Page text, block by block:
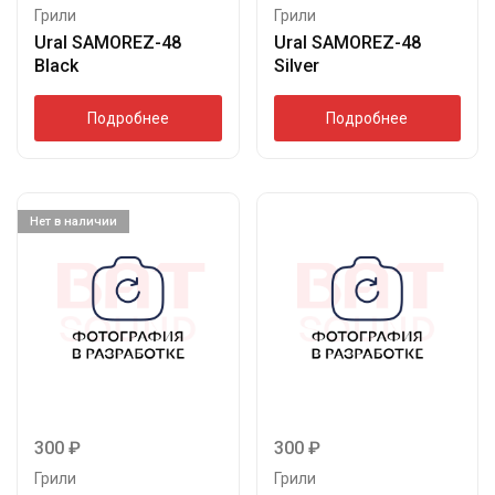
Грили
Ural SAMOREZ-48
Black
Подробнее
Грили
Ural SAMOREZ-48
Silver
Подробнее
Нет в наличии
300 ₽
Грили
300 ₽
Грили